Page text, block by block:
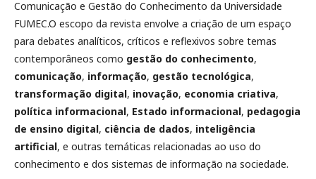
Comunicação e Gestão do Conhecimento da Universidade
FUMEC.O escopo da revista envolve a criação de um espaço
para debates analíticos, críticos e reflexivos sobre temas
contemporâneos como gestão do conhecimento,
comunicação, informação, gestão tecnológica,
transformação digital, inovação, economia criativa,
política informacional, Estado informacional, pedagogia
de ensino digital, ciência de dados, inteligência
artificial, e outras temáticas relacionadas ao uso do
conhecimento e dos sistemas de informação na sociedade.